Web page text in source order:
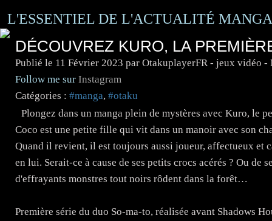
L'ESSENTIEL DE L'ACTUALITÉ
DÉCOUVREZ KURO, LA
Publié le 11 Février 2023 par OtakuplayerFR - jeux vidéo -
Follow me sur Instagram
Catégories : #manga, #otaku
Plongez dans un manga plein de mystères avec Kuro, le
Coco est une petite fille qui vit dans un manoir avec son
Quand il revient, il est toujours aussi joueur, affectueux
en lui. Serait-ce à cause de ses petits crocs acérés ? Ou
d'effrayants monstres tout noirs rôdent dans la forêt…
Première série du duo So-ma-to, réalisée avant Shadows